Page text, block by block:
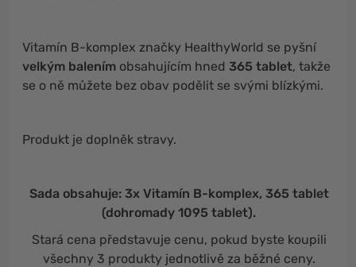
Vitamín B-komplex značky HealthyWorld se pyšní
velkým balením obsahujícím hned 365 tablet, takže
se o ně můžete bez obav podělit se svými blízkými.
Produkt je doplněk stravy.
Sada obsahuje: 3x Vitamín B-komplex, 365 tablet
(dohromady 1095 tablet).
Stará cena představuje cenu, pokud byste koupili
všechny 3 produkty jednotlivě za běžné ceny.